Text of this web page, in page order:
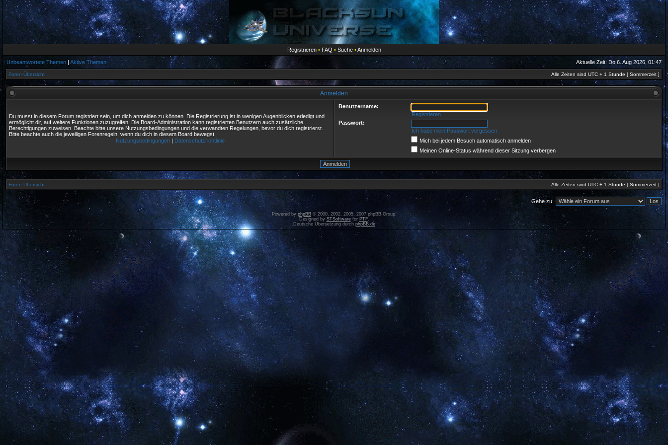
Registrieren• FAQ • Suche•Anmelden
Unbeantwortete Themen| Aktive Themen Aktuelle Zeit: Do 6. Aug 2026, 01:47
Foren-Übersicht Alle Zeiten sind UTC + 1 Stunde [ Sommerzeit ]
Anmelden
Du musst in diesem Forum registriert sein, um dich anmelden zu können. Die Registrierung ist in wenigen Augenblicken erledigt und
ermöglicht dir, auf weitere Funktionen zuzugreifen. Die Board-Administration kann registrierten Benutzern auch zusätzliche
Berechtigungen zuweisen. Beachte bitte unsere Nutzungsbedingungen und die verwandten Regelungen, bevor du dich registrierst.
Bitte beachte auch die jeweiligen Forenregeln, wenn du dich in diesem Board bewegst.
Nutzungsbedingungen| Datenschutzrichtlinie
Benutzername:
Registrieren
Passwort:
Ich habe mein Passwort vergessen
Mich bei jedem Besuch automatisch anmelden
Meinen Online-Status während dieser Sitzung verbergen
Foren-Übersicht Alle Zeiten sind UTC + 1 Stunde [ Sommerzeit ]
Gehe zu:
Powered by phpBB© 2000, 2002, 2005, 2007 phpBB Group.
Designed by STSoftwarefor PTF.
Deutsche Übersetzung durch phpBB.de